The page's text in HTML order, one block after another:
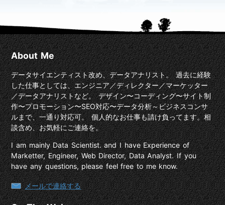
About Me
データサイエンティスト改め、データアナリスト。 過去に経験
した仕事としては、エンジニア／ディレクター／マーケッター
／データアナリストなど。 デザイン〜コーディング〜サイト制
作〜プロモーション〜SEO対応〜データ分析～ビジネスコンサ
ルまで、一通り対応可。 個人的なお仕事も請け負ってます。相
談含め、お気軽にご連絡を。
I am mainly Data Scientist. and I have Experience of
Marketter, Engineer, Web Director, Data Analyst. If you
have any questions, please feel free to me know.
メールで連絡する